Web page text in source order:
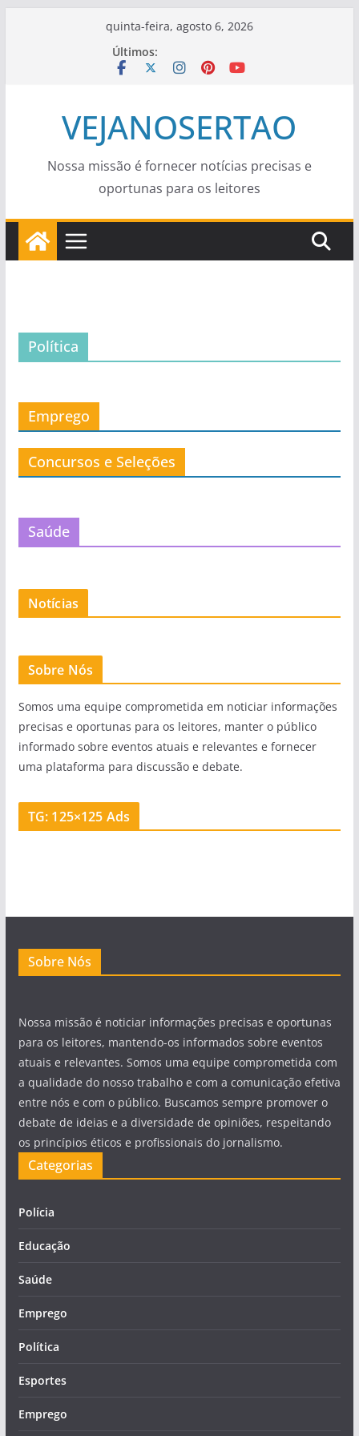
quinta-feira, agosto 6, 2026
Últimos:
VEJANOSERTAO
Nossa missão é fornecer notícias precisas e
oportunas para os leitores
Política
Emprego
Concursos e Seleções
Saúde
Notícias
Sobre Nós
Somos uma equipe comprometida em noticiar informações
precisas e oportunas para os leitores, manter o público
informado sobre eventos atuais e relevantes e fornecer
uma plataforma para discussão e debate.
TG: 125×125 Ads
Sobre Nós
Nossa missão é noticiar informações precisas e oportunas
para os leitores, mantendo-os informados sobre eventos
atuais e relevantes. Somos uma equipe comprometida com
a qualidade do nosso trabalho e com a comunicação efetiva
entre nós e com o público. Buscamos sempre promover o
debate de ideias e a diversidade de opiniões, respeitando
os princípios éticos e profissionais do jornalismo.
Categorias
Polícia
Educação
Saúde
Emprego
Política
Esportes
Emprego